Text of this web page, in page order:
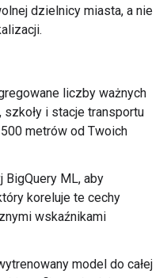
dzielnicy miasta, a nie
liczby ważnych
szkoły i stacje transportu
metrów od Twoich
BigQuery ML, aby
koreluje te cechy
wskaźnikami
model do całej